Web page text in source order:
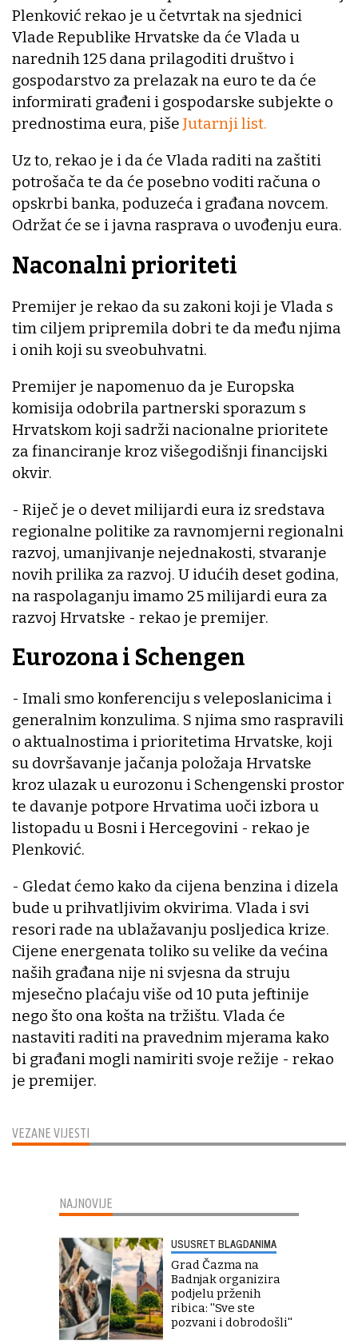
VEZANE VIJESTI
Plenković rekao je u četvrtak na sjednici
Vlade Republike Hrvatske da će Vlada u
narednih 125 dana prilagoditi društvo i
gospodarstvo za prelazak na euro te da će
informirati građeni i gospodarske subjekte o
prednostima eura, piše Jutarnji list.
Uz to, rekao je i da će Vlada raditi na zaštiti
potrošača te da će posebno voditi računa o
opskrbi banka, poduzeća i građana novcem.
Održat će se i javna rasprava o uvođenju eura.
Naconalni prioriteti
Premijer je rekao da su zakoni koji je Vlada s
tim ciljem pripremila dobri te da među njima
i onih koji su sveobuhvatni.
Premijer je napomenuo da je Europska
komisija odobrila partnerski sporazum s
Hrvatskom koji sadrži nacionalne prioritete
za financiranje kroz višegodišnji financijski
okvir.
- Riječ je o devet milijardi eura iz sredstava
regionalne politike za ravnomjerni regionalni
razvoj, umanjivanje nejednakosti, stvaranje
novih prilika za razvoj. U idućih deset godina,
na raspolaganju imamo 25 milijardi eura za
razvoj Hrvatske - rekao je premijer.
Eurozona i Schengen
- Imali smo konferenciju s veleposlanicima i
generalnim konzulima. S njima smo raspravili
o aktualnostima i prioritetima Hrvatske, koji
su dovršavanje jačanja položaja Hrvatske
kroz ulazak u eurozonu i Schengenski prostor
te davanje potpore Hrvatima uoči izbora u
listopadu u Bosni i Hercegovini - rekao je
Plenković.
- Gledat ćemo kako da cijena benzina i dizela
bude u prihvatljivim okvirima. Vlada i svi
resori rade na ublažavanju posljedica krize.
Cijene energenata toliko su velike da većina
naših građana nije ni svjesna da struju
mjesečno plaćaju više od 10 puta jeftinije
nego što ona košta na tržištu. Vlada će
nastaviti raditi na pravednim mjerama kako
bi građani mogli namiriti svoje režije - rekao
je premijer.
NAJNOVIJE
USUSRET BLAGDANIMA
Grad Čazma na
Badnjak organizira
podjelu prženih
ribica: ''Sve ste
pozvani i dobrodošli''